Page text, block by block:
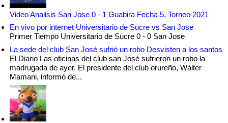
Video Analisis San Jose 0 - 1 Guabira Fecha 5, Torneo 2021
En vivo por internet Universitario de Sucre vs San Jose
Primer Tiempo Universitario de Sucre 0 - 0 San Jose
La sede del club San José sufrió un robo Desvisten a los santos
El Diario Las oficinas del club san José sufrieron un robo la
madrugada de ayer. El presidente del club orureño, Wálter
Mamani, informó de...